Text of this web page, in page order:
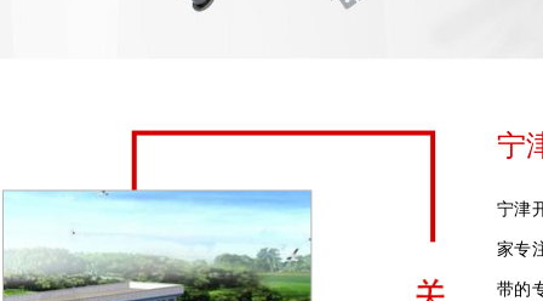
宁
宁津
家专
带的